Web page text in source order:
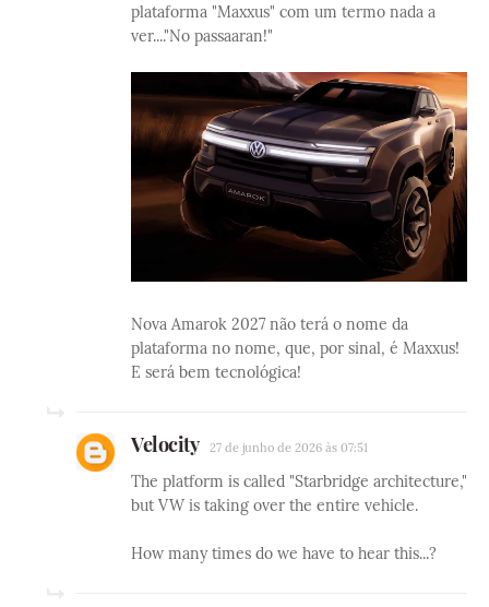
plataforma "Maxxus" com um termo nada a
ver...."No passaaran!"
Nova Amarok 2027 não terá o nome da
plataforma no nome, que, por sinal, é Maxxus!
E será bem tecnológica!
Velocity 27 de junho de 2026 às 07:51
The platform is called "Starbridge architecture,"
but VW is taking over the entire vehicle.
How many times do we have to hear this...?